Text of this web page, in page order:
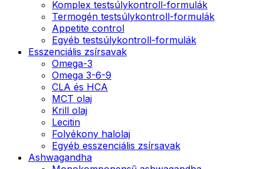
Komplex testsúlykontroll-formulák
Termogén testsúlykontroll-formulák
Appetite control
Egyéb testsúlykontroll-formulák
Esszenciális zsírsavak
Omega-3
Omega 3-6-9
CLA és HCA
MCT olaj
Krill olaj
Lecitin
Folyékony halolaj
Egyéb esszenciális zsírsavak
Ashwagandha